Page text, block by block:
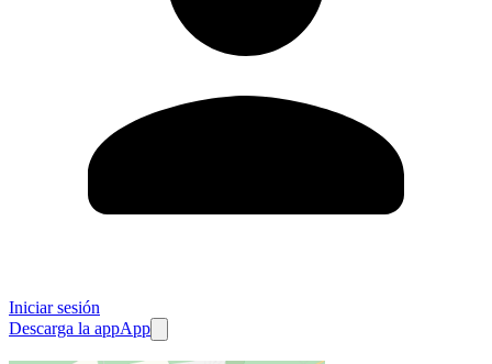
Iniciar sesión
Descarga la appApp